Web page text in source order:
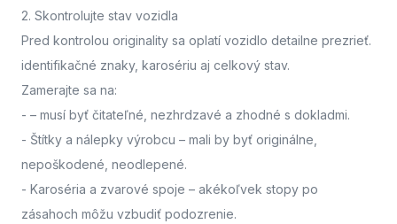
2. Skontrolujte stav vozidla
Pred kontrolou originality sa oplatí vozidlo detailne prezrieť.
identifikačné znaky, karosériu aj celkový stav.
Zamerajte sa na:
- – musí byť čitateľné, nezhrdzavé a zhodné s dokladmi.
- Štítky a nálepky výrobcu – mali by byť originálne,
nepoškodené, neodlepené.
- Karoséria a zvarové spoje – akékoľvek stopy po
zásahoch môžu vzbudiť podozrenie.